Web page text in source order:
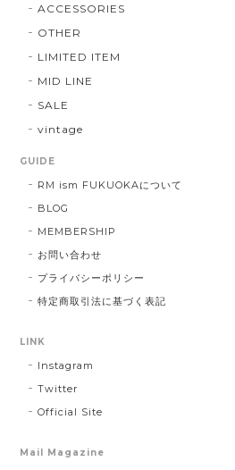
ACCESSORIES
OTHER
LIMITED ITEM
MID LINE
SALE
vintage
GUIDE
RM ism FUKUOKAについて
BLOG
MEMBERSHIP
お問い合わせ
プライバシーポリシー
特定商取引法に基づく表記
LINK
Instagram
Twitter
Official Site
Mail Magazine